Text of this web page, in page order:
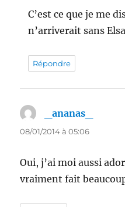
C’est ce que je me
n’arriverait sans
Répondre
_ananas_
08/01/2014 à 05:06
Oui, j’ai moi aussi
vraiment fait